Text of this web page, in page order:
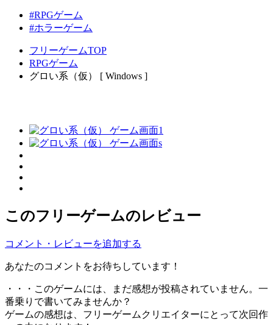
#RPGゲーム
#ホラーゲーム
フリーゲームTOP
RPGゲーム
グロい系（仮） [ Windows ]
このフリーゲームのレビュー
コメント・レビューを追加する
あなたのコメントをお待ちしています！
・・・このゲームには、まだ感想が投稿されていません。一
番乗りで書いてみませんか？
ゲームの感想は、フリーゲームクリエイターにとって次回作